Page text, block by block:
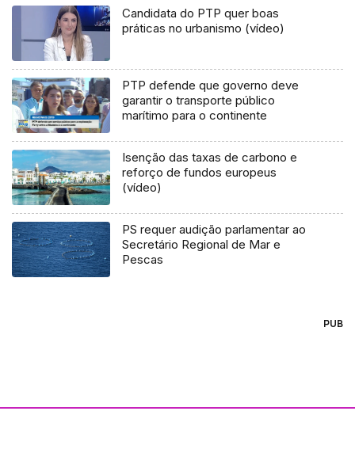
Candidata do PTP quer boas
práticas no urbanismo (vídeo)
PTP defende que governo deve
garantir o transporte público
marítimo para o continente
Isenção das taxas de carbono e
reforço de fundos europeus
(vídeo)
PS requer audição parlamentar ao
Secretário Regional de Mar e
Pescas
PUB